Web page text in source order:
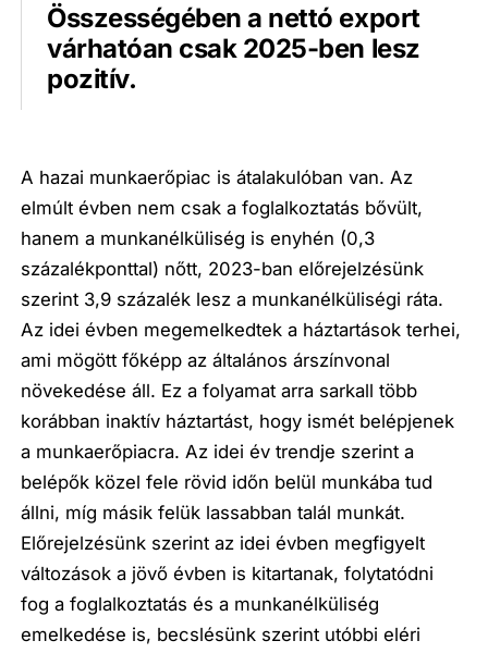
Összességében a nettó export
várhatóan csak 2025-ben lesz
pozitív.
A hazai munkaerőpiac is átalakulóban van. Az
elmúlt évben nem csak a foglalkoztatás bővült,
hanem a munkanélküliség is enyhén (0,3
százalékponttal) nőtt, 2023-ban előrejelzésünk
szerint 3,9 százalék lesz a munkanélküliségi ráta.
Az idei évben megemelkedtek a háztartások terhei,
ami mögött főképp az általános árszínvonal
növekedése áll. Ez a folyamat arra sarkall több
korábban inaktív háztartást, hogy ismét belépjenek
a munkaerőpiacra. Az idei év trendje szerint a
belépők közel fele rövid időn belül munkába tud
állni, míg másik felük lassabban talál munkát.
Előrejelzésünk szerint az idei évben megfigyelt
változások a jövő évben is kitartanak, folytatódni
fog a foglalkoztatás és a munkanélküliség
emelkedése is, becslésünk szerint utóbbi eléri